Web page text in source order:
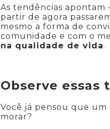
As tendências apontam
partir de agora
mesmo a forma de
comunidade e com o
na qualidade de vida.
Observe essas
Você já pensou que um
morar?